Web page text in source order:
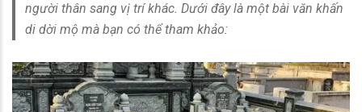
người thân sang vị trí khác. Dưới đây là một bài văn khấn
di dời mộ mà bạn có thể tham khảo: